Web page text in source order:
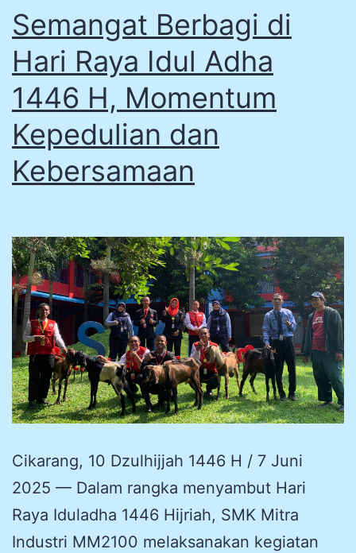
Semangat Berbagi di
Hari Raya Idul Adha
1446 H, Momentum
Kepedulian dan
Kebersamaan
Cikarang, 10 Dzulhijjah 1446 H / 7 Juni
2025 — Dalam rangka menyambut Hari
Raya Iduladha 1446 Hijriah, SMK Mitra
Industri MM2100 melaksanakan kegiatan